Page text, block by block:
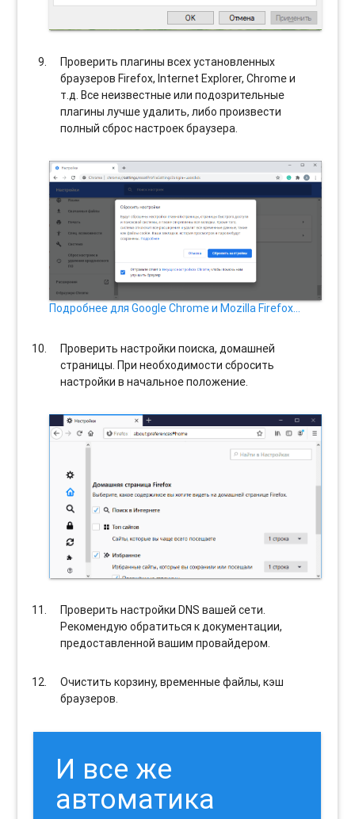
Проверить плагины всех установленных
браузеров Firefox, Internet Explorer, Chrome и
т.д. Все неизвестные или подозрительные
плагины лучше удалить, либо произвести
полный сброс настроек браузера.
Подробнее для Google Chrome и Mozilla Firefox…
Проверить настройки поиска, домашней
страницы. При необходимости сбросить
настройки в начальное положение.
Проверить настройки DNS вашей сети.
Рекомендую обратиться к документации,
предоставленной вашим провайдером.
Очистить корзину, временные файлы, кэш
браузеров.
И все же
автоматика